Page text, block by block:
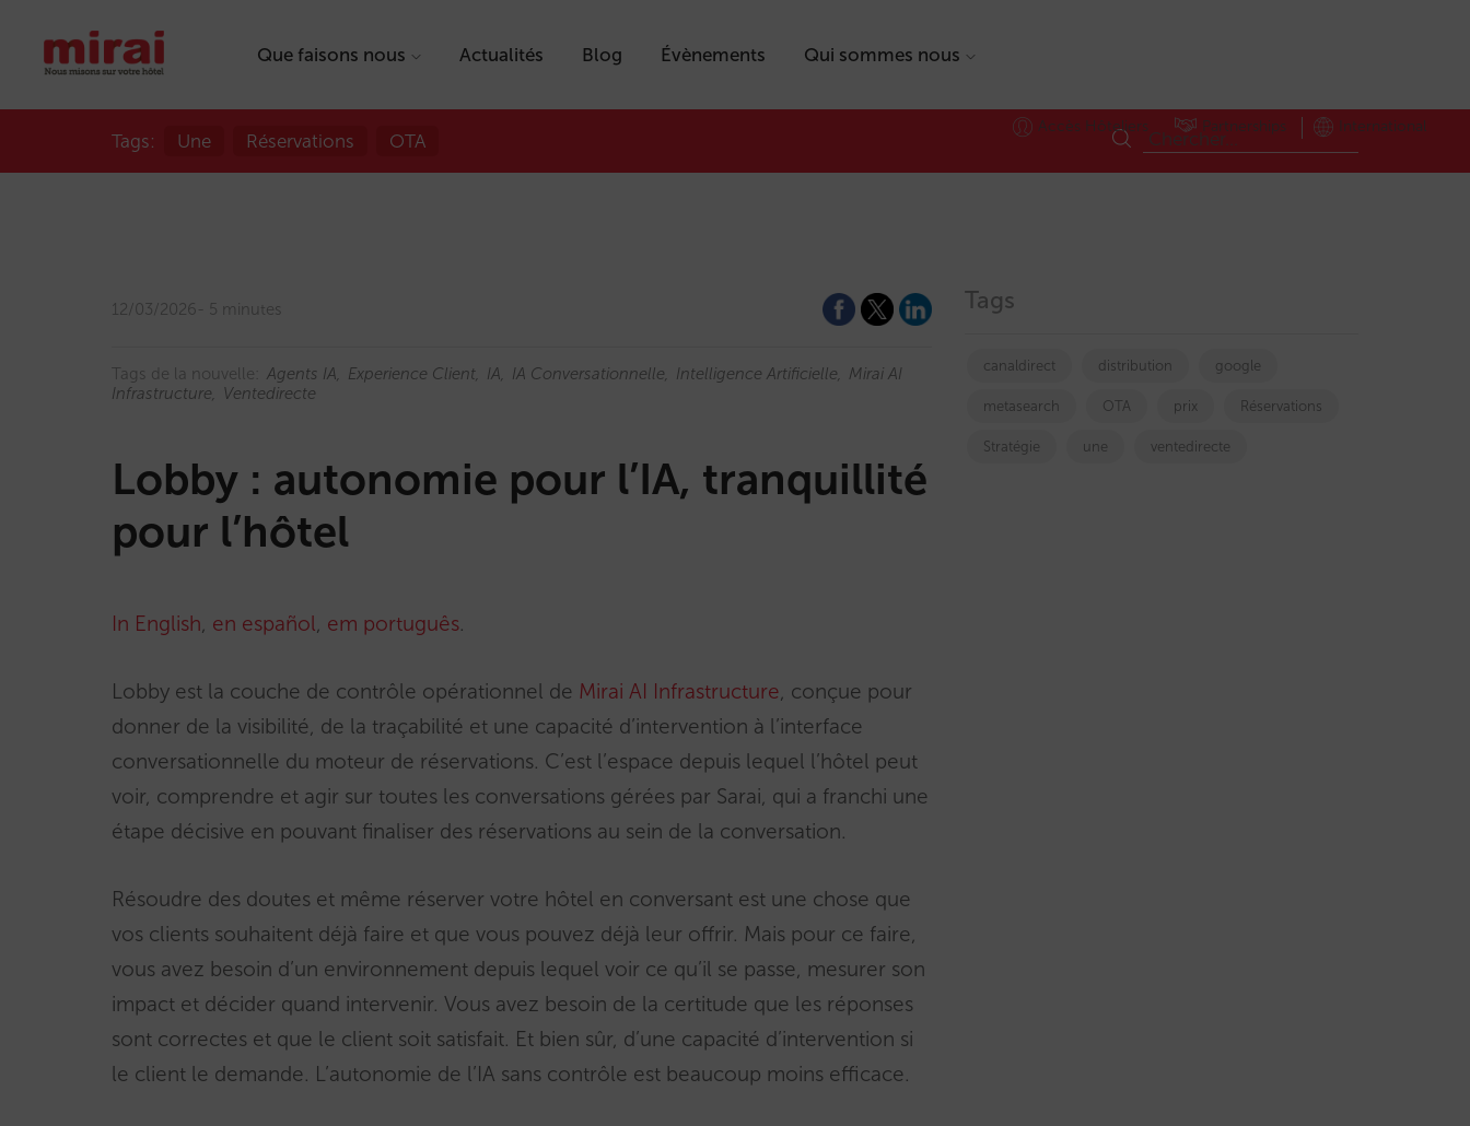
Que faisons nous Actualités Blog Évènements Qui sommes nous
Accès Hôteliers Partnerships International
Tags: Une Réservations OTA
12/03/2026 5 minutes
Tags de la nouvelle: Agents IA Experience Client IA IA Conversationnelle Intelligence Artificielle
Mirai AI
Infrastructure
Ventedirecte
Lobby : autonomie pour l’IA, tranquillité
pour l’hôtel
In English, en español, em português.
Lobby est la couche de contrôle opérationnel de Mirai AI Infrastructure, conçue pour
donner de la visibilité, de la traçabilité et une capacité d’intervention à l’interface
conversationnelle du moteur de réservations. C’est l’espace depuis lequel l’hôtel peut
voir, comprendre et agir sur toutes les conversations gérées par Sarai, qui a franchi une
étape décisive en pouvant finaliser des réservations au sein de la conversation.
Résoudre des doutes et même réserver votre hôtel en conversant est une chose que
vos clients souhaitent déjà faire et que vous pouvez déjà leur offrir. Mais pour ce faire,
vous avez besoin d’un environnement depuis lequel voir ce qu’il se passe, mesurer son
impact et décider quand intervenir. Vous avez besoin de la certitude que les réponses
sont correctes et que le client soit satisfait. Et bien sûr, d’une capacité d’intervention si
le client le demande. L’autonomie de l’IA sans contrôle est beaucoup moins efficace.
Tags
canaldirect distribution google
metasearch OTA prix Réservations
Stratégie une ventedirecte